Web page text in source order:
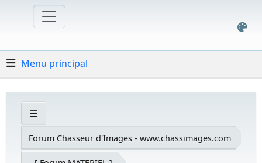
Menu principal
Forum Chasseur d'Images - www.chassimages.com